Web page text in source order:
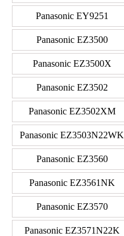
Panasonic EY9251
Panasonic EZ3500
Panasonic EZ3500X
Panasonic EZ3502
Panasonic EZ3502XM
Panasonic EZ3503N22WK
Panasonic EZ3560
Panasonic EZ3561NK
Panasonic EZ3570
Panasonic EZ3571N22K